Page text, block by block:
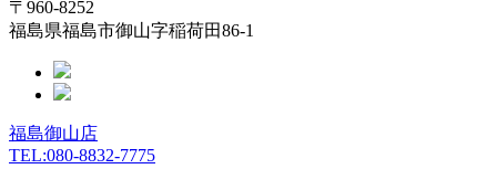
〒960-8252
福島県福島市御山字稲荷田86-1
福島御山店
TEL:080-8832-7775